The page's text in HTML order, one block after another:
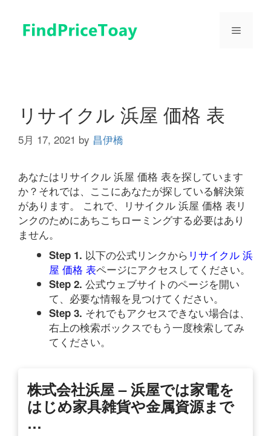
メ
リサイクル 浜屋 価格 表
5月 17, 2021 by 昌伊橋
あなたはリサイクル 浜屋 価格 表を探しています
か？それでは、ここにあなたが探している解決策
があります。 これで、リサイクル 浜屋 価格 表リ
ンクのためにあちこちローミングする必要はあり
ません。
Step 1. 以下の公式リンクから リサイクル 浜
屋 価格 表ページにアクセスしてください。
Step 2. 公式ウェブサイトのページを開い
て、必要な情報を見つけてください。
Step 3. それでもアクセスできない場合は、
右上の検索ボックスでもう一度検索してみ
てください。
株式会社浜屋 – 浜屋では家電を
はじめ家具雑貨や金属資源まで
…